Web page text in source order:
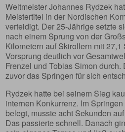
Weltmeister Johannes Rydzek
Meistertitel in der Nordischen
verteidigt. Der 25-Jährige setzte
nach einem Sprung von der
Kilometern auf Skirollern mit 27,1
Vorsprung deutlich vor
Frenzel und Tobias Simon durch.
zuvor das Springen für sich
Rydzek hatte bei seinem Sieg
internen Konkurrenz. Im
belegt, musste acht Sekunden
Das passierte schnell. Danach